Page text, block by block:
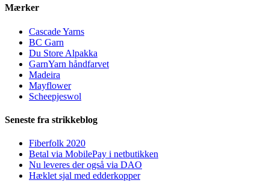
Mærker
Cascade Yarns
BC Garn
Du Store Alpakka
GarnYarn håndfarvet
Madeira
Mayflower
Scheepjeswol
Seneste fra strikkeblog
Fiberfolk 2020
Betal via MobilePay i netbutikken
Nu leveres der også via DAO
Hæklet sjal med edderkopper